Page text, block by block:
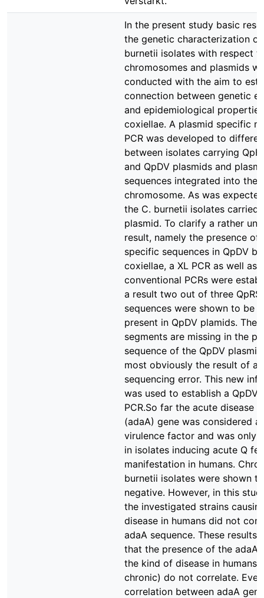
In the present study basic
the genetic characterization of
burnetii isolates with respect
chromosomes and plasmids
conducted with the aim to
connection between genetic
and epidemiological
coxiellae. A plasmid specific
PCR was developed to
between isolates carrying
and QpDV plasmids and
sequences integrated into the
chromosome. As was
the C. burnetii isolates carried
plasmid. To clarify a rather
result, namely the presence of
specific sequences in QpDV
coxiellae, a XL PCR as well as
conventional PCRs were
a result two out of three
sequences were shown to be
present in QpDV plamids.
segments are missing in the
sequence of the QpDV
most obviously the result of a
sequencing error. This new
was used to establish a QpDV
PCR.So far the acute disease
(adaA) gene was considered
virulence factor and was only
in isolates inducing acute Q
manifestation in humans.
burnetii isolates were shown
negative. However, in this
the investigated strains
disease in humans did not
adaA sequence. These results
that the presence of the adaA
the kind of disease in humans
chronic) do not correlate.
correlation between adaA